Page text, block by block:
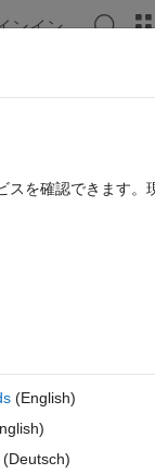
ンイン
0 投票
but it is hard
を確認できます
(English)
(Deutsch)